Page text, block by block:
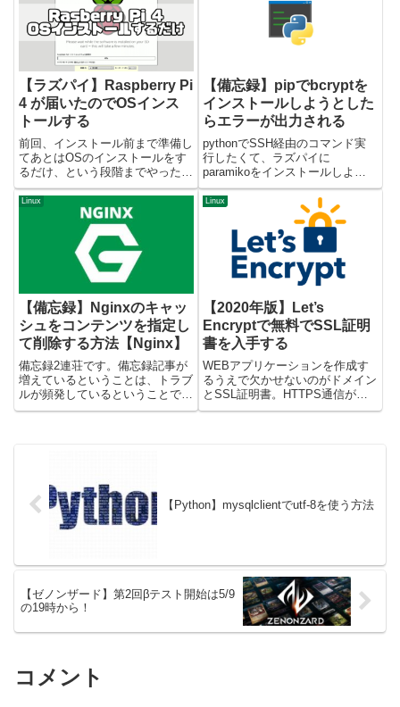
ンストールしたい。でもbaseと
かepelとかのリポ...
【ラズパイ】Raspberry Pi
4 が届いたのでOSインス
トールする
前回、インストール前まで準備し
てあとはOSのインストールをす
るだけ、という段階までやったの
ですが、今回はその続きとなりま
す。 が、その前に、前回の手順
で間違った箇所があったのでその
訂正から。 前回手順の訂正前回
準備した状態でラズパイ4の電
【備忘録】pipでbcryptを
インストールしようとした
らエラーが出力される
pythonでSSH経由のコマンド実
行したくて、ラズパイに
paramikoをインストールしよう
としたんですがbcryptのインスト
ールで詰まってインストールでき
ない事象が発生してました。いろ
いろ調べてなんとか解消できたの
で備忘録メモ 環境O...
Linux
【備忘録】Nginxのキャッ
シュをコンテンツを指定し
て削除する方法【Nginx】
備忘録2連荘です。備忘録記事が
増えているということは、トラブ
ルが頻発しているということで
す。そういうことです。死ぬ 目
Linux
【2020年版】Let’s
Encryptで無料でSSL証明
書を入手する
WEBアプリケーションを作成す
るうえで欠かせないのがドメイン
とSSL証明書。HTTPS通信がグ
ローバルスタンダードになりつつ
【Python】mysqlclientでutf-8を使う方法
【ゼノンザード】第2回βテスト開始は5/9
の19時から！
コメント